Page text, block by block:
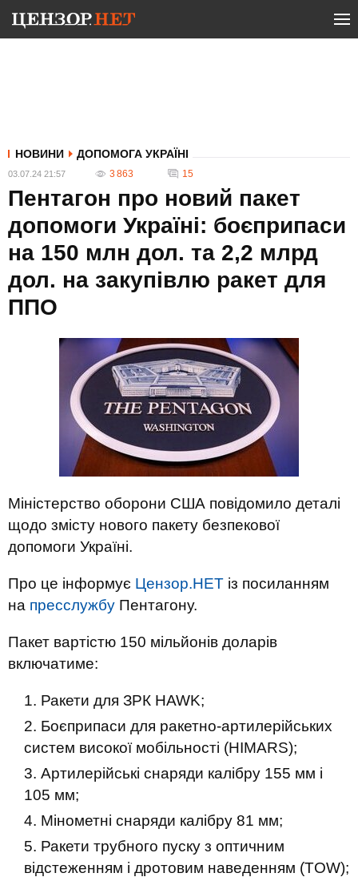
НОВИНИ ДОПОМОГА УКРАЇНІ
03.07.24 21:57 3 863 15
Пентагон про новий пакет
допомоги Україні: боєприпаси
на 150 млн дол. та 2,2 млрд
дол. на закупівлю ракет для
ППО
Міністерство оборони США повідомило деталі
щодо змісту нового пакету безпекової
допомоги Україні.
Про це інформує Цензор.НЕТ із посиланням
на пресслужбу Пентагону.
Пакет вартістю 150 мільйонів доларів
включатиме:
Ракети для ЗРК HAWK;
Боєприпаси для ракетно-артилерійських
систем високої мобільності (HIMARS);
Артилерійські снаряди калібру 155 мм і
105 мм;
Мінометні снаряди калібру 81 мм;
Ракети трубного пуску з оптичним
відстеженням і дротовим наведенням (TOW);